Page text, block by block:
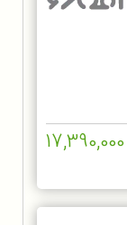
17,390,000